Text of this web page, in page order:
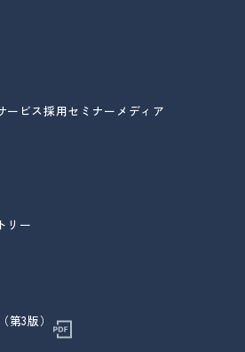
ービス採用セミナー メディア
リー
3版）